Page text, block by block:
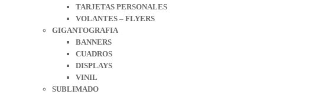
TARJETAS PERSONALES
VOLANTES – FLYERS
GIGANTOGRAFIA
BANNERS
CUADROS
DISPLAYS
VINIL
SUBLIMADO